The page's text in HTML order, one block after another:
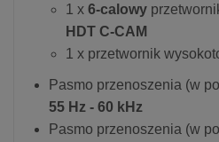
1 x 6-calowy
HDT C-CAM
1 x przetwornik
Pasmo przenoszenia (w
55 Hz - 60 kHz
Pasmo przenoszenia (w